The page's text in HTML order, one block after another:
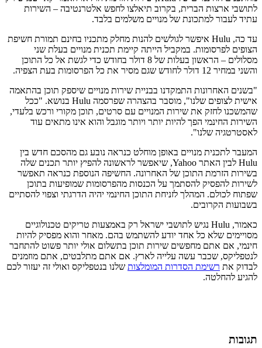
לתושבי ארצות הברית, בקרוב תיאלצו לחפש אלטרנטיבה – השירות
עתיד לעבור למתכונת של מנויים משלמים בלבד.
עד כה, Hulu איפשר לגולשים להנות מחלק מתכניו בחינם תמורת חשיפת
הצופים לפרסומות. במקביל הייתה קיימת תכנית מנויים בעלת שני
מסלולים – הראשון בעלות של 8 דולר בחודש כדי לגשת אל כל התוכן
והשני במחיר 12 דולר לחודש שגם מסיר את כל הפרסומות בעת הצפיה.
"בשנים האחרונות התמקדנו בבניית שירות מנויים שיספק תוכן בהתאמה
אישית לצופים שלנו", מוסבר בהצהרה שפרסמה Hulu בנושא. "ככל
שהמשכנו לחזק את שירות המנויים עם סרטים, תוכן מקורי ורכש בלעדי,
השירות החינמי הפך להיות יותר ויותר מוגבל והוא אינו מתאים עוד
לאסטרטגיה שלנו".
המעבר לתכנית מנויים באופן מוחלט כנראה נובע גם מהסכם חדש בין
Hulu לבין האתר Yahoo, שיאפשר לראשונה להפיץ יותר תכנים שלה
בשירות הזרמת התוכן של האחרונה. החשיפה הנוספת כנראה תאפשר
לשירות להפסיק להסתמך על הכנסות מהפרסומות שמופיעות בתוכן
שפתוח לכולם. המהלך לזניחת התוכן החינמי יהיה הדרגתי וצפוי להסתיים
בשבועות הקרובים.
כאמור, Hulu נגיש לתושבי ישראל רק באמצעות טריקים טכנולוגיים
מסויימים שלא כל אחד יודע להשתמש בהם. מאחר והוא מפסיק להיות
חינמי, אם אתם מחפשים שירות תוכן בתשלום אולי יותר פשוט להתחבר
לנטפליקס, שכבר עשה עלייה לארץ. אם אתם מתלבטים, אתם מוזמנים
לבדוק את רשימת הסדרות המומלצות שלנו בנטפליקס ואולי זה יעזור לכם
להגיע להחלטה.
תגובות